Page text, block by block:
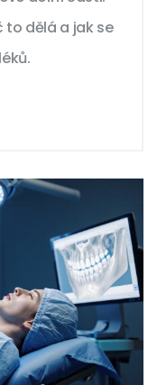
to dělá a jak se